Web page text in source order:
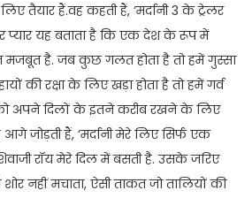
तैयार हैं.वह कहती हैं, ‘मर्दानी 3 के ट्रेलर
प्यार यह बताता है कि एक देश के रूप में
मजबूत है. जब कुछ गलत होता है तो हमें गुस्सा
की रक्षा के लिए खड़ा होता है तो हमें गर्व
को अपने दिलों के इतने करीब रखने के लिए
जोड़ती हैं, ‘मर्दानी मेरे लिए सिर्फ एक
रॉय मेरे दिल में बसती है. उसके जरिए
नहीं मचाता, ऐसी ताकत जो तालियों की